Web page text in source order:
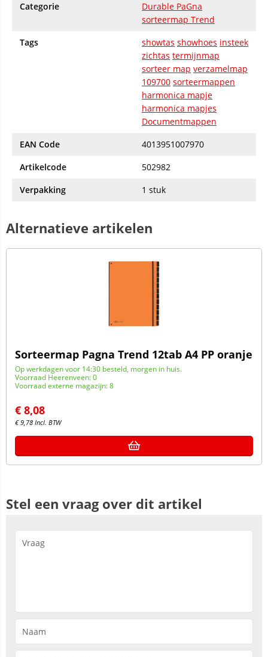
Categorie
Durable PaGna
sorteermap Trend
Tags
showtas showhoes insteek
zichtas termijnmap
sorteer map verzamelmap
109700 sorteermappen
harmonica mapje
harmonica mapjes
Documentmappen
EAN Code
4013951007970
Artikelcode
502982
Verpakking
1 stuk
Alternatieve artikelen
Sorteermap Pagna Trend 12tab A4 PP oranje
Op werkdagen voor 14:30 besteld, morgen in huis.
Voorraad Heerenveen: 0
Voorraad externe magazijn: 8
€ 8,08
€9,78 Incl. BTW
Stel een vraag over dit artikel